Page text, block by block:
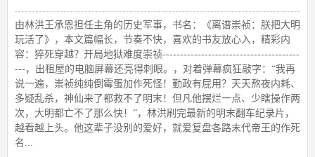
由林洪王承恩担任主角的历史军事，书名：《离谱崇祯：朕把大明
玩活了》，本文篇幅长，节奏不快，喜欢的书友放心入，精彩内
容：猝死穿越？开局地狱难度崇祯---------------------------------------
---，出租屋的电脑屏幕还亮得刺眼。，对着弹幕疯狂敲字：“我再
说一遍，崇祯纯纯倒霉蛋加作死怪！勤政有屁用？天天熬夜内耗、
多疑乱杀，神仙来了都救不了明末！但凡他摆烂一点、少瞎操作两
次，大明都亡不了那么快！”，林洪刷完最新的明末翻车纪录片，
越看越上头。他这辈子没别的爱好，就爱复盘各路末代帝王的作死
名...